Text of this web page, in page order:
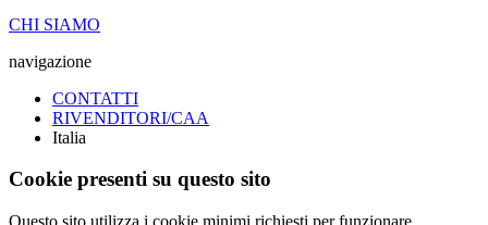
CHI SIAMO
navigazione
CONTATTI
RIVENDITORI/CAA
Italia
Cookie presenti su questo sito
Questo sito utilizza i cookie minimi richiesti per funzionare